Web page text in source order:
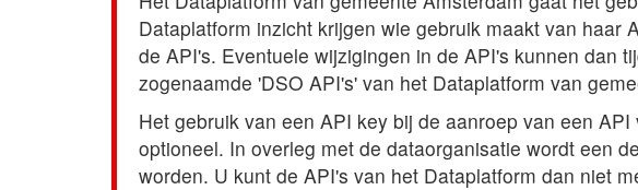
Dataplatform inzicht krijgen wie gebruik maakt van
de API's. Eventuele wijzigingen in de API's kunnen dan
zogenaamde 'DSO API's' van het Dataplatform van
Het gebruik van een API key bij de aanroep van een
optioneel. In overleg met de dataorganisatie wordt een
worden. U kunt de API's van het Dataplatform dan niet